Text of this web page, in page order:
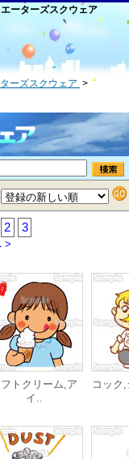
ーターズスクウェア
ーズスクウェア
2 3
>
フトクリーム,ア
イ..
コック